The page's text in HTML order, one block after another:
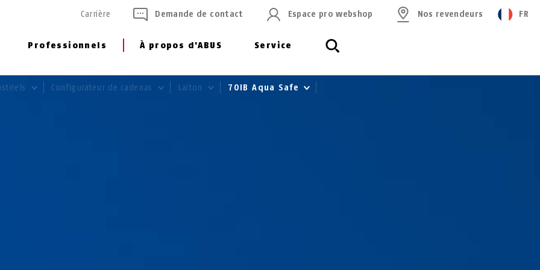
Professionnels À propos d'ABUS Service
Carrière Demande de contact Espace pro webshop Nos revendeurs FR
Configurateur de cadenas Laiton 70IB Aqua Safe